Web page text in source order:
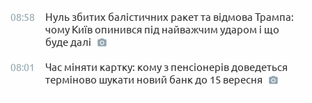
08:58
Нуль збитих балістичних ракет та відмова Трампа:
чому Київ опинився під найважчим ударом і що
буде далі
08:01
Час міняти картку: кому з пенсіонерів доведеться
терміново шукати новий банк до 15 вересня